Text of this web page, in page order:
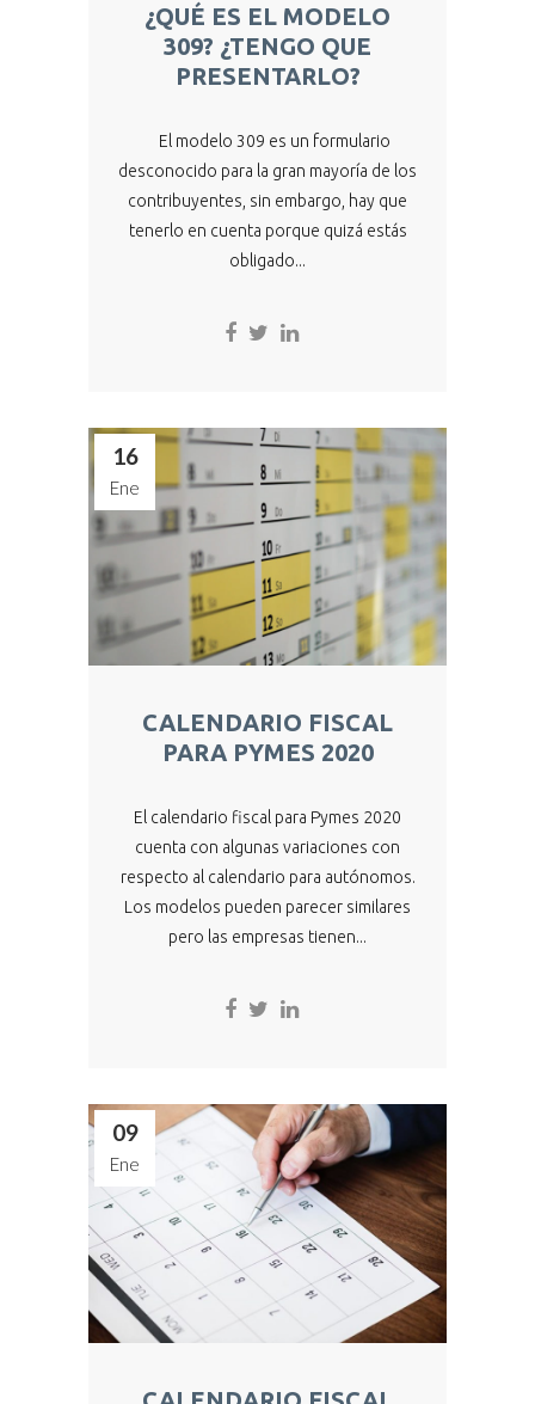
¿QUÉ ES EL MODELO
309? ¿TENGO QUE
PRESENTARLO?
El modelo 309 es un formulario
desconocido para la gran mayoría de los
contribuyentes, sin embargo, hay que
tenerlo en cuenta porque quizá estás
obligado...
16
Ene
CALENDARIO FISCAL
PARA PYMES 2020
El calendario fiscal para Pymes 2020
cuenta con algunas variaciones con
respecto al calendario para autónomos.
Los modelos pueden parecer similares
pero las empresas tienen...
09
Ene